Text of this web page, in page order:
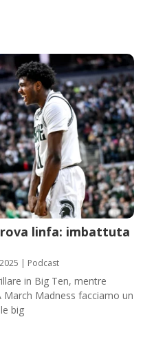
linfa: imbattuta
| Podcast
in Big Ten, mentre
Madness facciamo un
big